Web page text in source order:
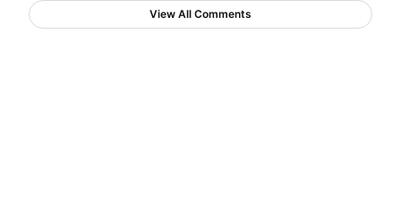
View All Comments